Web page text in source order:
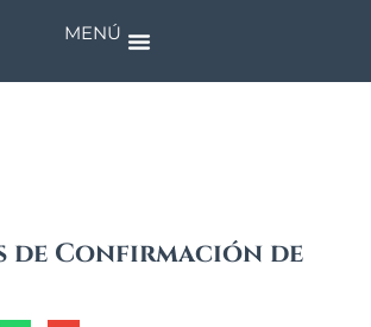
MENÚ
de Confirmación de